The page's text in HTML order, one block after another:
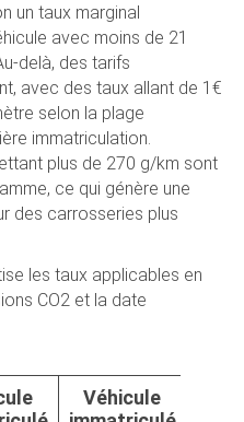
un taux marginal
avec moins de 21
delà, des tarifs
avec des taux allant de 1€
selon la plage
immatriculation.
plus de 270 g/km sont
ce qui génère une
des carrosseries plus
les taux applicables en
CO2 et la date
Véhicule